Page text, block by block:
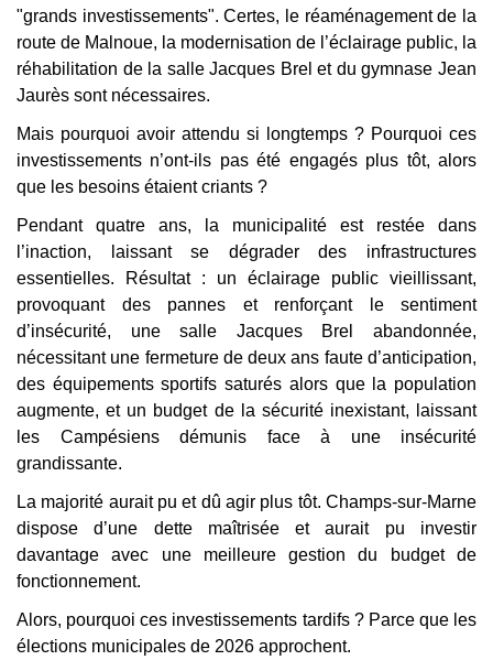
"grands investissements". Certes, le réaménagement de la
route de Malnoue, la modernisation de l’éclairage public, la
réhabilitation de la salle Jacques Brel et du gymnase Jean
Jaurès sont nécessaires.
Mais pourquoi avoir attendu si longtemps ? Pourquoi ces
investissements n’ont-ils pas été engagés plus tôt, alors
que les besoins étaient criants ?
Pendant quatre ans, la municipalité est restée dans
l’inaction, laissant se dégrader des infrastructures
essentielles. Résultat : un éclairage public vieillissant,
provoquant des pannes et renforçant le sentiment
d’insécurité, une salle Jacques Brel abandonnée,
nécessitant une fermeture de deux ans faute d’anticipation,
des équipements sportifs saturés alors que la population
augmente, et un budget de la sécurité inexistant, laissant
les Campésiens démunis face à une insécurité
grandissante.
La majorité aurait pu et dû agir plus tôt. Champs-sur-Marne
dispose d’une dette maîtrisée et aurait pu investir
davantage avec une meilleure gestion du budget de
fonctionnement.
Alors, pourquoi ces investissements tardifs ? Parce que les
élections municipales de 2026 approchent.